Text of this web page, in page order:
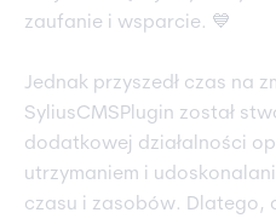
zaufanie i wsparcie. 💙
Jednak przyszedł czas na
SyliusCMSPlugin został
dodatkowej działalności
utrzymaniem i
czasu i zasobów. Dlatego,